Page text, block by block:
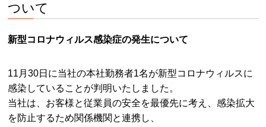
ついて
新型コロナウィルス感染症の発生について
11月30日に当社の本社勤務者1名が新型コロナウィルスに
感染していることが判明いたしました。
当社は、お客様と従業員の安全を最優先に考え、感染拡大
を防止するため関係機関と連携し、